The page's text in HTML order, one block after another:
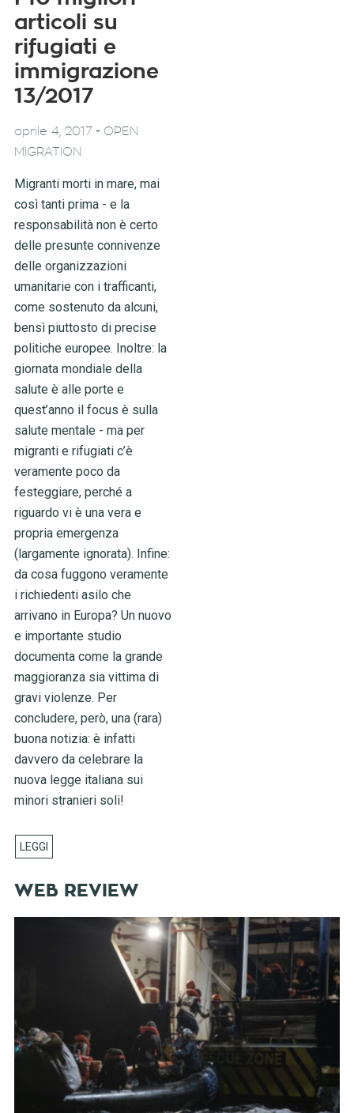
articoli su
rifugiati e
immigrazione
13/2017
aprile 4, 2017 - OPEN
MIGRATION
Migranti morti in mare, mai
così tanti prima - e la
responsabilità non è certo
delle presunte connivenze
delle organizzazioni
umanitarie con i trafficanti,
come sostenuto da alcuni,
bensì piuttosto di precise
politiche europee. Inoltre: la
giornata mondiale della
salute è alle porte e
quest’anno il focus è sulla
salute mentale - ma per
migranti e rifugiati c’è
veramente poco da
festeggiare, perché a
riguardo vi è una vera e
propria emergenza
(largamente ignorata). Infine:
da cosa fuggono veramente
i richiedenti asilo che
arrivano in Europa? Un nuovo
e importante studio
documenta come la grande
maggioranza sia vittima di
gravi violenze. Per
concludere, però, una (rara)
buona notizia: è infatti
davvero da celebrare la
nuova legge italiana sui
minori stranieri soli!
WEB REVIEW